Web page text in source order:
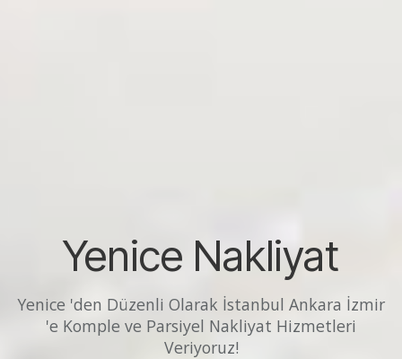
Yenice Nakliyat
Yenice 'den Düzenli Olarak İstanbul Ankara İzmir
'e Komple ve Parsiyel Nakliyat Hizmetleri
Veriyoruz!